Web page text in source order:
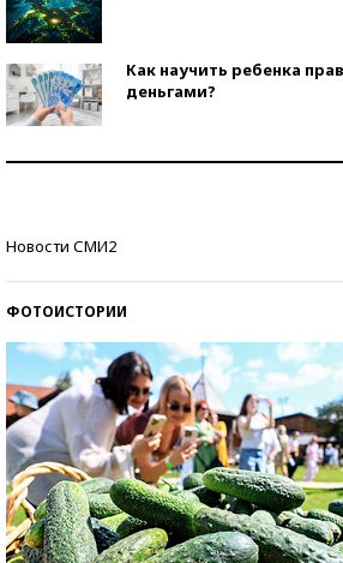
Как научить ребенка
деньгами?
Новости СМИ2
ФОТОИСТОРИИ